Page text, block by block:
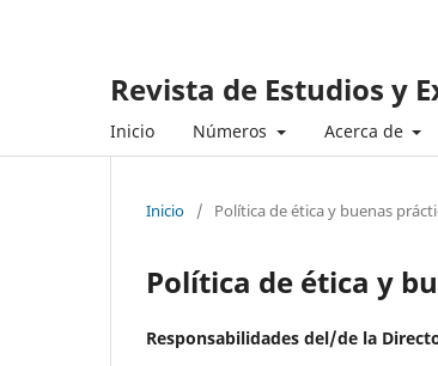
Revista de Estudios y
Inicio Números Acerca de
Inicio / Política de ética y buenas
Política de ética y
Responsabilidades del/de la